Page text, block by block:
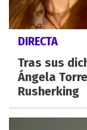
DIRECTA
Tras sus
Ángela
Rusherking